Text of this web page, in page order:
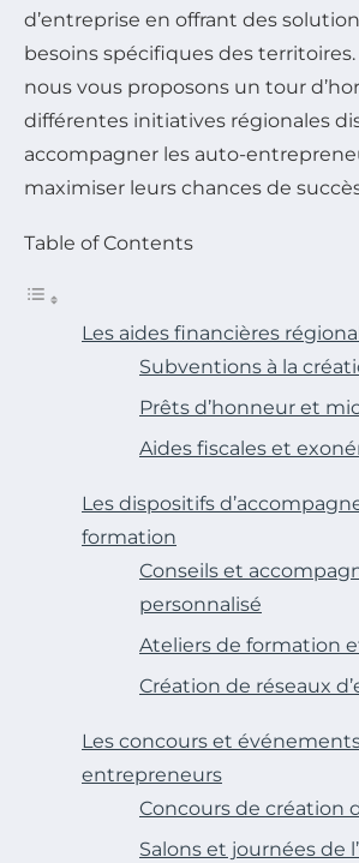
d’entreprise en offrant des
besoins spécifiques des
nous vous proposons un tour
différentes initiatives régionales
accompagner les auto-
maximiser leurs chances de
Table of Contents
Les aides financières
Subventions à la
Prêts d’honneur et
Aides fiscales et
Les dispositifs
formation
Conseils et
personnalisé
Ateliers de formation
Création de réseaux
Les concours et
entrepreneurs
Concours de création
Salons et journées de